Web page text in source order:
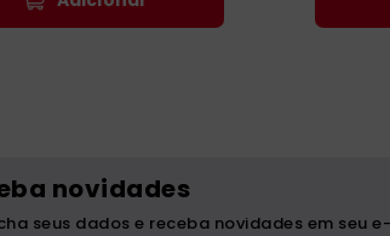
novidades
seus dados e receba novidades em seu